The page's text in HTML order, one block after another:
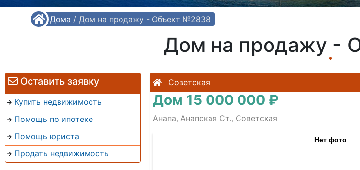
/ Дома / Дом на продажу - Объект №2838
Дом на продажу -
Оставить заявку
Купить недвижимость
Помощь по ипотеке
Помощь юриста
Продать недвижимость
Советская
Дом 15 000 000 ₽
Анапа, Анапская Ст., Советская
Нет фото